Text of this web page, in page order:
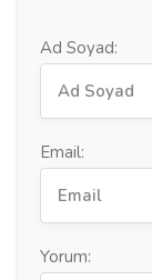
Ad Soyad:
Email:
Yorum: